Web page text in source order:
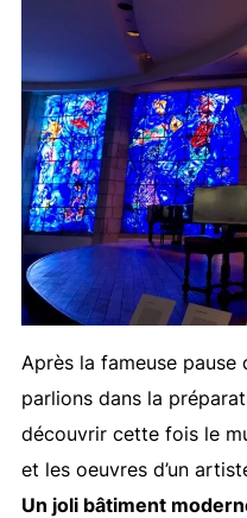
Après la fameuse
parlions dans la
découvrir cette fois le
et les oeuvres d’un
Un joli bâtiment